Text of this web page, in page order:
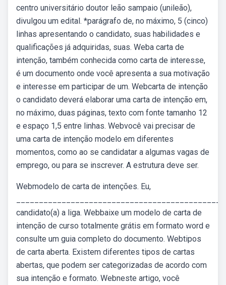
centro universitário doutor leão sampaio (unileão),
divulgou um edital. *parágrafo de, no máximo, 5 (cinco)
linhas apresentando o candidato, suas habilidades e
qualificações já adquiridas, suas. Weba carta de
intenção, também conhecida como carta de interesse,
é um documento onde você apresenta a sua motivação
e interesse em participar de um. Webcarta de intenção
o candidato deverá elaborar uma carta de intenção em,
no máximo, duas páginas, texto com fonte tamanho 12
e espaço 1,5 entre linhas. Webvocê vai precisar de
uma carta de intenção modelo em diferentes
momentos, como ao se candidatar a algumas vagas de
emprego, ou para se inscrever. A estrutura deve ser.
Webmodelo de carta de intenções. Eu,
candidato(a) a liga. Webbaixe um modelo de carta de
intenção de curso totalmente grátis em formato word e
consulte um guia completo do documento. Webtipos
de carta aberta. Existem diferentes tipos de cartas
abertas, que podem ser categorizadas de acordo com
sua intenção e formato. Webneste artigo, você